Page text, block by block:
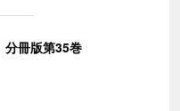
冊版第35巻